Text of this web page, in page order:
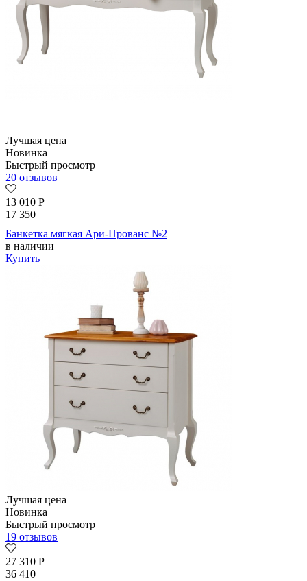
Лучшая цена
Новинка
Быстрый просмотр
20 отзывов
13 010 Р
17 350
Банкетка мягкая Ари-Прованс №2
в наличии
Купить
Лучшая цена
Новинка
Быстрый просмотр
19 отзывов
27 310 Р
36 410